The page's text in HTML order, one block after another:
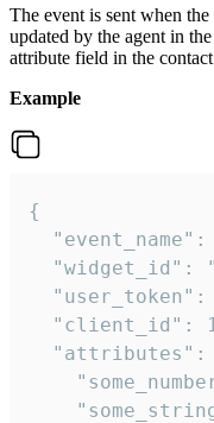
The event is sent when
updated by the agent in
attribute field in the
Example
{
"widget_id":
"user_token":
"client_id":
"attributes":